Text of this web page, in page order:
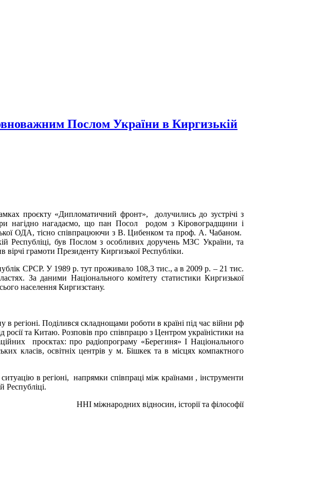
Послом України в Киргизькій
проєкту «Дипломатичний фронт», долучились до зустрічі з
нагідно нагадаємо, що пан Посол родом з Кіровоградщини і
ОДА, тісно співпрацюючи з В. Цибенком та проф. А. Чабаном.
Республіці, був Послом з особливих доручень МЗС України, та
грамоти Президенту Киргизької Республіки.
СРСР. У 1989 р. тут проживало 108,3 тис., а в 2009 р. – 21 тис.
За даними Національного комітету статистики Киргизької
населення Киргизстану.
регіоні. Поділився складнощами роботи в країні під час війни рф
та Китаю. Розповів про співпрацю з Центром україністики на
проєктах: про радіопрограму «Берегиня» І Національного
класів, освітніх центрів у м. Бішкек та в місцях компактного
в регіоні, напрямки співпраці між країнами , інструменти
Республіці.
ННІ міжнародних відносин, історії та філософії